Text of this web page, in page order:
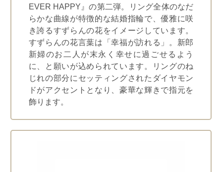
EVER HAPPY』の第二弾。リング全体のなだ
らかな曲線が特徴的な結婚指輪で、優雅に咲
き誇るすずらんの花をイメージしています。
すずらんの花言葉は「幸福が訪れる」。新郎
新婦のお二人が末永く幸せに過ごせるよう
に、と願いが込められています。リングのね
じれの部分にセッティングされたダイヤモン
ドがアクセントとなり、豪華な輝きで指元を
飾ります。